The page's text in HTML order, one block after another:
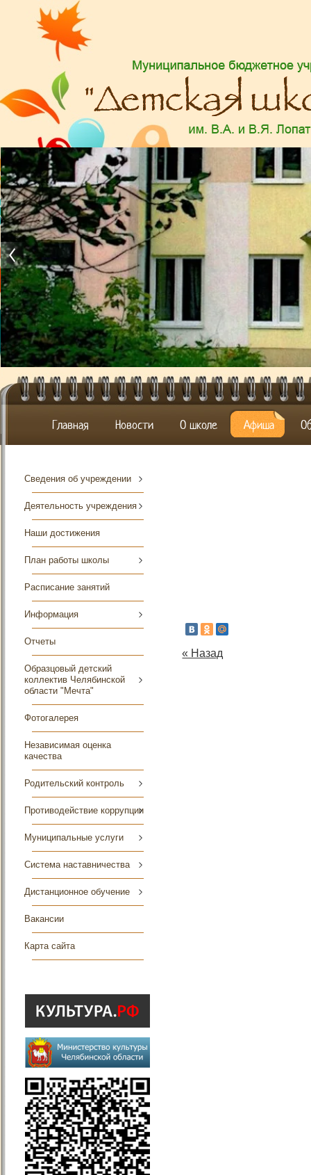
Главная Новости О школе Афиша
Сведения об учреждении
Деятельность учреждения
Наши достижения
План работы школы
Расписание занятий
Информация
Отчеты
Образцовый детский
коллектив Челябинской
области "Мечта"
Фотогалерея
Независимая оценка
качества
Родительский контроль
Противодействие коррупции
Муниципальные услуги
Система наставничества
Дистанционное обучение
Вакансии
Карта сайта
« Назад